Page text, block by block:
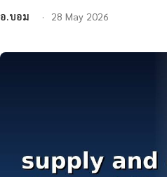
อ.บอม 28 May 2026